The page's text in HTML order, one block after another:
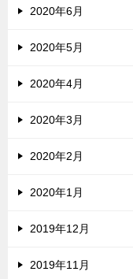
2020年6月
2020年5月
2020年4月
2020年3月
2020年2月
2020年1月
2019年12月
2019年11月